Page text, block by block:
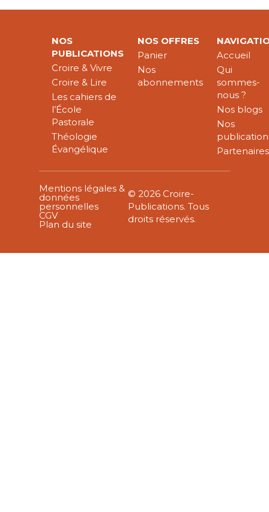
NOS
PUBLICATIONS
Croire & Vivre
Croire & Lire
Les cahiers de
l’École
Pastorale
Théologie
Évangélique
NOS OFFRES
Panier
Nos
abonnements
Accueil
Qui
sommes-
nous ?
Nos blogs
Nos
Partenaires
Mentions légales &
données
personnelles
CGV
Plan du site
© 2026 Croire-
Publications. Tous
droits réservés.